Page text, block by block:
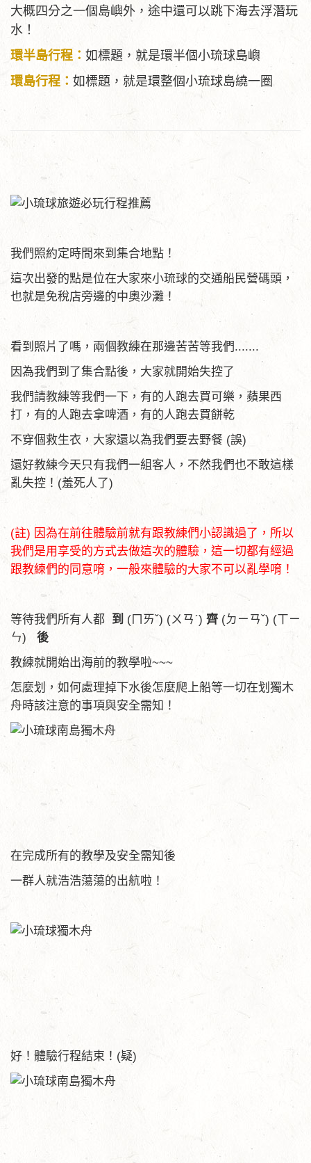
大概四分之一個島嶼外，途中還可以跳下海去浮潛玩
水！
環半島行程： 如標題，就是環半個小琉球島嶼
環島行程： 如標題，就是環整個小琉球島繞一圈
我們照約定時間來到集合地點！
這次出發的點是位在大家來小琉球的交通船民營碼頭，
也就是免稅店旁邊的中奧沙灘！
看到照片了嗎，兩個教練在那邊苦苦等我們.......
因為我們到了集合點後，大家就開始失控了
我們請教練等我們一下，有的人跑去買可樂，蘋果西
打，有的人跑去拿啤酒，有的人跑去買餅乾
不穿個救生衣，大家還以為我們要去野餐 (誤)
還好教練今天只有我們一組客人，不然我們也不敢這樣
亂失控！(羞死人了)
(註) 因為在前往體驗前就有跟教練們小認識過了，所以
我們是用享受的方式去做這次的體驗，這一切都有經過
跟教練們的同意唷，一般來體驗的大家不可以亂學唷！
等待我們所有人都 到 (ㄇㄞˇ) (ㄨㄢˊ) 齊 (ㄉㄧㄢˇ) (ㄒㄧ
ㄣ) 後
教練就開始出海前的教學啦~~~
怎麼划，如何處理掉下水後怎麼爬上船等一切在划獨木
舟時該注意的事項與安全需知！
在完成所有的教學及安全需知後
一群人就浩浩蕩蕩的出航啦！
好！體驗行程結束！(疑)